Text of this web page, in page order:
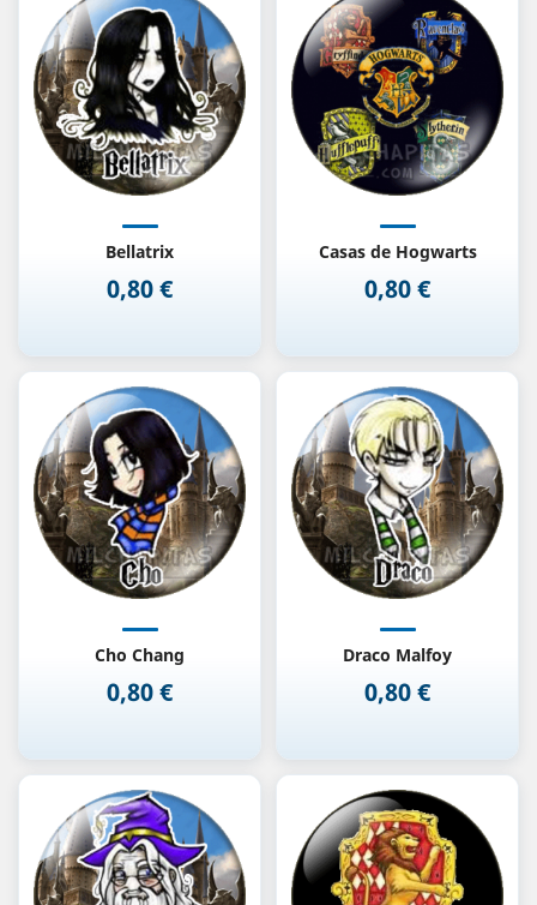
Bellatrix
Precio
0,80 €
Casas de Hogwarts
Precio
0,80 €
Cho Chang
Precio
0,80 €
Draco Malfoy
Precio
0,80 €